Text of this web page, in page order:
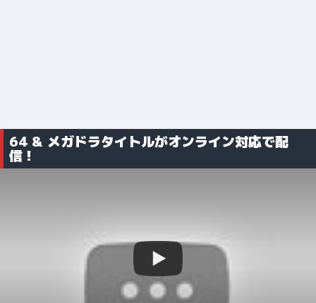
64 & メガドラタイトルがオンライン対応で配
信！